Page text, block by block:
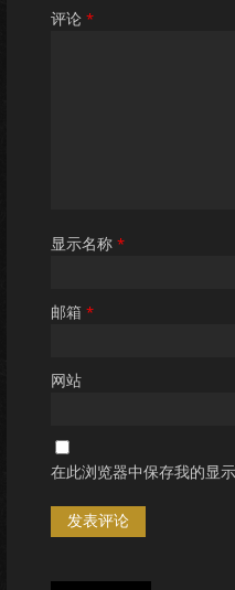
评论 *
显示名称 *
邮箱 *
网站
在此浏览器中保存我的显